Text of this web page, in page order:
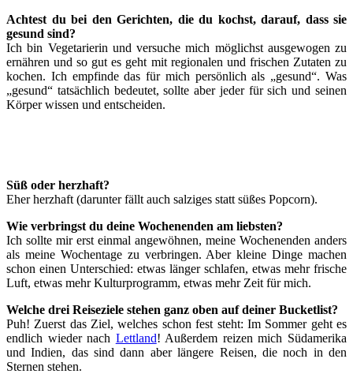
Achtest du bei den Gerichten, die du kochst, darauf, dass sie
gesund sind?
Ich bin Vegetarierin und versuche mich möglichst ausgewogen zu
ernähren und so gut es geht mit regionalen und frischen Zutaten zu
kochen. Ich empfinde das für mich persönlich als „gesund“. Was
„gesund“ tatsächlich bedeutet, sollte aber jeder für sich und seinen
Körper wissen und entscheiden.
Süß oder herzhaft?
Eher herzhaft (darunter fällt auch salziges statt süßes Popcorn).
Wie verbringst du deine Wochenenden am liebsten?
Ich sollte mir erst einmal angewöhnen, meine Wochenenden anders
als meine Wochentage zu verbringen. Aber kleine Dinge machen
schon einen Unterschied: etwas länger schlafen, etwas mehr frische
Luft, etwas mehr Kulturprogramm, etwas mehr Zeit für mich.
Welche drei Reiseziele stehen ganz oben auf deiner Bucketlist?
Puh! Zuerst das Ziel, welches schon fest steht: Im Sommer geht es
endlich wieder nach Lettland! Außerdem reizen mich Südamerika
und Indien, das sind dann aber längere Reisen, die noch in den
Sternen stehen.